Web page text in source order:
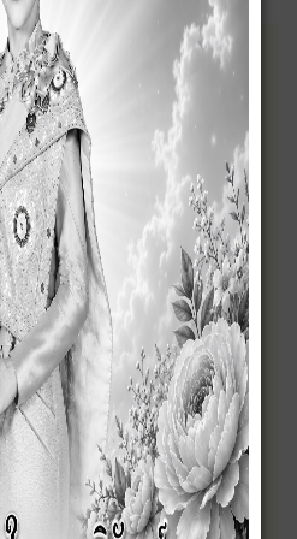
าศนโยบายต่อต้านการทุจริตคอร์รัปชั่น